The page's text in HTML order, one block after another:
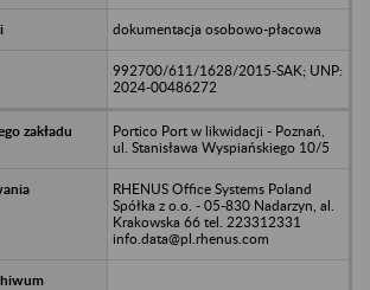
dokumentacja osobowo-płacowa
992700/611/1628/2015-SAK; UNP:
2024-00486272
Portico Port w likwidacji - Poznań,
ul. Stanisława Wyspiańskiego 10/5
RHENUS Office Systems Poland
Spółka z o.o. - 05-830 Nadarzyn, al.
Krakowska 66 tel. 223312331
info.data@pl.rhenus.com